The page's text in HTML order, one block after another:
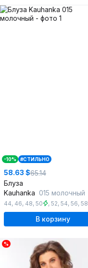
-10% #СТИЛЬНО
58.63 $65.14
Блуза
Kauhanka 015 молочный
44, 46, 48, 50 , 52, 54, 56, 58
В корзину
%